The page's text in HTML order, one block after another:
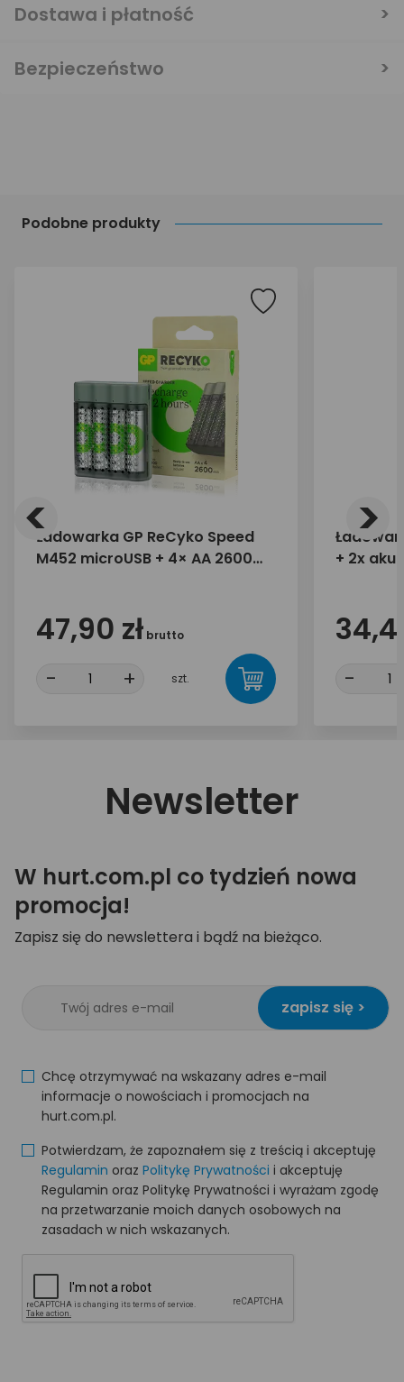
Podobne produkty
Ładowarka GP ReCyko Speed
M452 microUSB + 4× AA 2600
47,90 zł brutto
- + szt.
+ 2x
-
< >
Dostawa i płatność
Bezpieczeństwo
Newsletter
W hurt.com.pl co tydzień nowa
promocja!
Zapisz się do newslettera i bądź na bieżąco.
zapisz się >
Chcę otrzymywać na wskazany adres e-mail
informacje o nowościach i promocjach na
hurt.com.pl.
Potwierdzam, że zapoznałem się z treścią i akceptuję
Regulamin oraz Politykę Prywatności i akceptuję
Regulamin oraz Politykę Prywatności i wyrażam zgodę
na przetwarzanie moich danych osobowych na
zasadach w nich wskazanych.